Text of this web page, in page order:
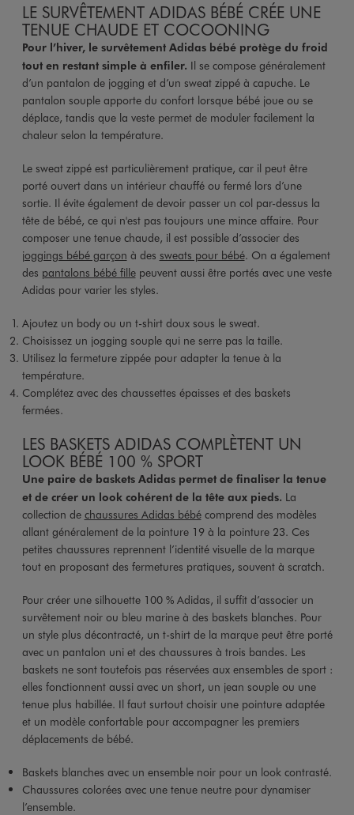
LE SURVÊTEMENT ADIDAS BÉBÉ CRÉE UNE
TENUE CHAUDE ET COCOONING
Pour l’hiver, le survêtement Adidas bébé protège du froid
tout en restant simple à enfiler. Il se compose généralement
d’un pantalon de jogging et d’un sweat zippé à capuche. Le
pantalon souple apporte du confort lorsque bébé joue ou se
déplace, tandis que la veste permet de moduler facilement la
chaleur selon la température.
Le sweat zippé est particulièrement pratique, car il peut être
porté ouvert dans un intérieur chauffé ou fermé lors d’une
sortie. Il évite également de devoir passer un col par-dessus la
tête de bébé, ce qui n'est pas toujours une mince affaire. Pour
composer une tenue chaude, il est possible d’associer des
joggings bébé garçon à des sweats pour bébé. On a également
des pantalons bébé fillepeuvent aussi être portés avec une veste
Adidas pour varier les styles.
Ajoutez un body ou un t-shirt doux sous le sweat.
Choisissez un jogging souple qui ne serre pas la taille.
Utilisez la fermeture zippée pour adapter la tenue à la
température.
Complétez avec des chaussettes épaisses et des baskets
fermées.
LES BASKETS ADIDAS COMPLÈTENT UN
LOOK BÉBÉ 100 % SPORT
Une paire de baskets Adidas permet de finaliser la tenue
et de créer un look cohérent de la tête aux pieds. La
collection de chaussures Adidas bébécomprend des modèles
allant généralement de la pointure 19 à la pointure 23. Ces
petites chaussures reprennent l’identité visuelle de la marque
tout en proposant des fermetures pratiques, souvent à scratch.
Pour créer une silhouette 100 % Adidas, il suffit d’associer un
survêtement noir ou bleu marine à des baskets blanches. Pour
un style plus décontracté, un t-shirt de la marque peut être porté
avec un pantalon uni et des chaussures à trois bandes. Les
baskets ne sont toutefois pas réservées aux ensembles de sport :
elles fonctionnent aussi avec un short, un jean souple ou une
tenue plus habillée. Il faut surtout choisir une pointure adaptée
et un modèle confortable pour accompagner les premiers
déplacements de bébé.
Baskets blanches avec un ensemble noir pour un look contrasté.
Chaussures colorées avec une tenue neutre pour dynamiser
l’ensemble.